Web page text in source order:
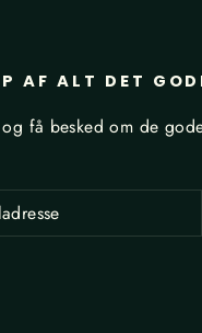
AF ALT DET
få besked om de